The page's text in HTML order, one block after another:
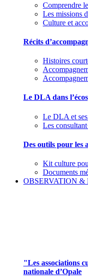
Comprendre
Les missions
Culture et
Récits
Histoires
Le DLA dans
Le DLA et ses
Les
Des outils pour les
Kit culture
Documents
OBSERVATION &
"Les associations
nationale d’Opale